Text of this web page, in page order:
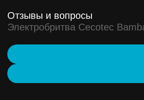
Отзывы и вопросы
Электробритва Cecotec